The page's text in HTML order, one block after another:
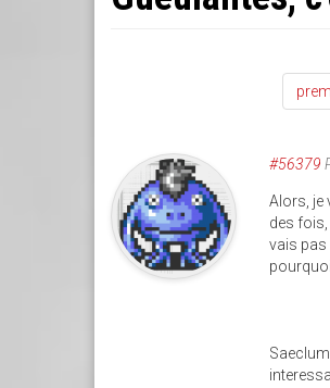
#56379
Alors, je
des
vais pas